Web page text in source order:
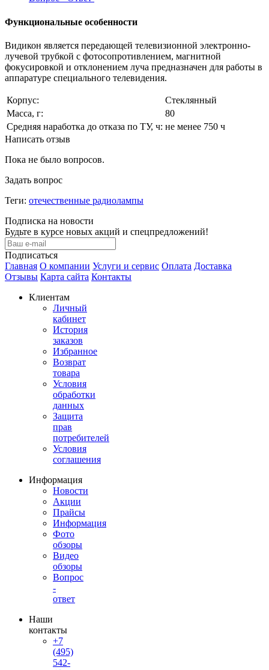
Функциональные особенности
Видикон является передающей телевизионной электронно-
лучевой трубкой с фотосопротивлением, магнитной
фокусировкой и отклонением луча предназначен для работы в
аппаратуре специального телевидения.
Корпус:
Стеклянный
Масса, г:
80
Средняя наработка до отказа по ТУ, ч: не менее 750 ч
Написать отзыв
Пока не было вопросов.
Задать вопрос
Теги: отечественные радиолампы
Подписка на новости
Будьте в курсе новых акций и спецпредложений!
Подписаться
Главная О компании Услуги и сервис Оплата Доставка
Отзывы Карта сайта Контакты
Клиентам
Личный
кабинет
История
заказов
Избранное
Возврат
товара
Условия
обработки
данных
Защита
прав
потребителей
Условия
соглашения
Информация
Новости
Акции
Прайсы
Информация
Фото
обзоры
Видео
обзоры
Вопрос
-
ответ
Наши
контакты
+7
(495)
542-